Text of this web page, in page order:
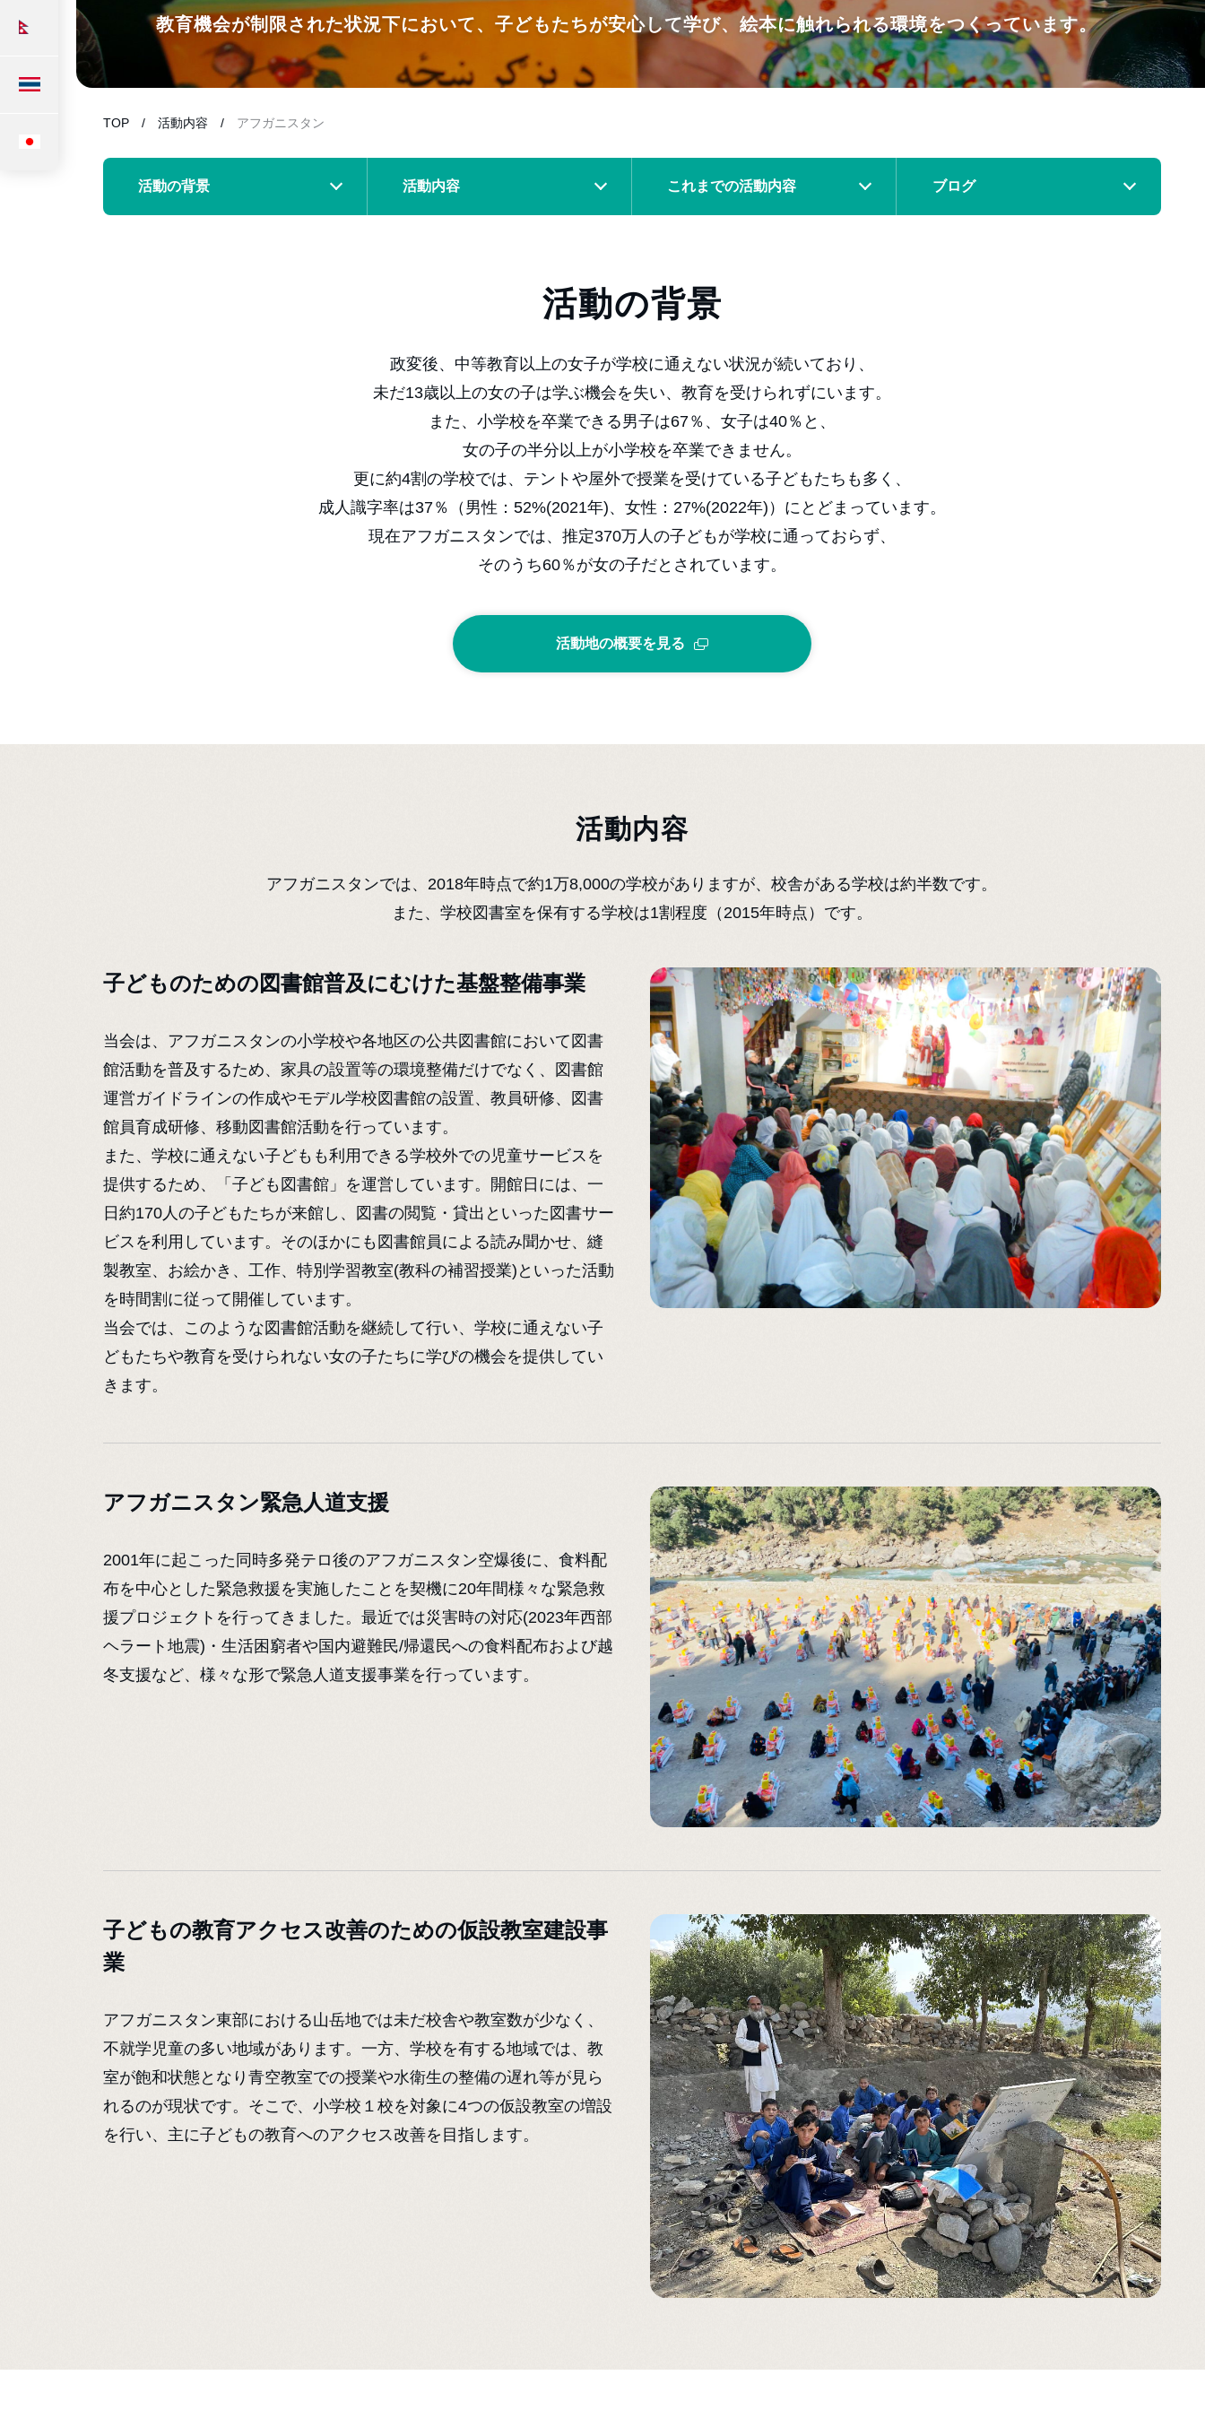
教育機会が制限された状況下において、子どもたちが安心して学び、絵本に触れられる環境をつくっています。
TOP 活動内容 アフガニスタン
活動の背景 活動内容 これまでの活動内容 ブログ
活動の背景
政変後、中等教育以上の女子が学校に通えない状況が続いており、
未だ13歳以上の女の子は学ぶ機会を失い、教育を受けられずにいます。
また、小学校を卒業できる男子は67％、女子は40％と、
女の子の半分以上が小学校を卒業できません。
更に約4割の学校では、テントや屋外で授業を受けている子どもたちも多く、
成人識字率は37％（男性：52%(2021年)、女性：27%(2022年)）にとどまっています。
現在アフガニスタンでは、推定370万人の子どもが学校に通っておらず、
そのうち60％が女の子だとされています。
活動地の概要を見る
活動内容
アフガニスタンでは、2018年時点で約1万8,000の学校がありますが、校舎がある学校は約半数です。
また、学校図書室を保有する学校は1割程度（2015年時点）です。
子どものための図書館普及にむけた基盤整備事業
当会は、アフガニスタンの小学校や各地区の公共図書館において図書
館活動を普及するため、家具の設置等の環境整備だけでなく、図書館
運営ガイドラインの作成やモデル学校図書館の設置、教員研修、図書
館員育成研修、移動図書館活動を行っています。
また、学校に通えない子どもも利用できる学校外での児童サービスを
提供するため、「子ども図書館」を運営しています。開館日には、一
日約170人の子どもたちが来館し、図書の閲覧・貸出といった図書サー
ビスを利用しています。そのほかにも図書館員による読み聞かせ、縫
製教室、お絵かき、工作、特別学習教室(教科の補習授業)といった活動
を時間割に従って開催しています。
当会では、このような図書館活動を継続して行い、学校に通えない子
どもたちや教育を受けられない女の子たちに学びの機会を提供してい
きます。
アフガニスタン緊急人道支援
2001年に起こった同時多発テロ後のアフガニスタン空爆後に、食料配
布を中心とした緊急救援を実施したことを契機に20年間様々な緊急救
援プロジェクトを行ってきました。最近では災害時の対応(2023年西部
ヘラート地震)・生活困窮者や国内避難民/帰還民への食料配布および越
冬支援など、様々な形で緊急人道支援事業を行っています。
子どもの教育アクセス改善のための仮設教室建設事
業
アフガニスタン東部における山岳地では未だ校舎や教室数が少なく、
不就学児童の多い地域があります。一方、学校を有する地域では、教
室が飽和状態となり青空教室での授業や水衛生の整備の遅れ等が見ら
れるのが現状です。そこで、小学校１校を対象に4つの仮設教室の増設
を行い、主に子どもの教育へのアクセス改善を目指します。